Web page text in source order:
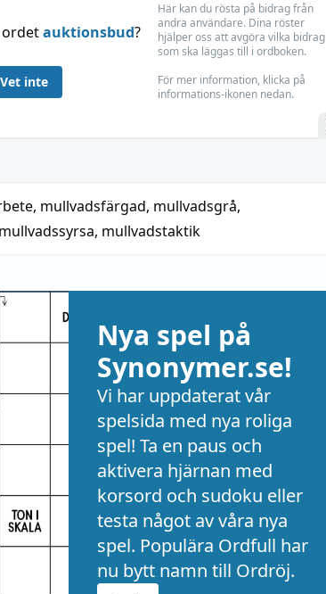
auktionsbud?
Vet inte
Här kan du rösta på bidrag från
andra användare. Dina röster
hjälper oss att avgöra vilka bidrag
som ska läggas till i ordboken.
För mer information, klicka på
informations-ikonen nedan.
, mullvadsfärgad, mullvadsgrå,
mullvadssyrsa, mullvadstaktik
Nya spel på
Synonymer.se!
Vi har uppdaterat vår
spelsida med nya roliga
spel! Ta en paus och
aktivera hjärnan med
korsord och sudoku eller
testa något av våra nya
spel. Populära Ordfull har
nu bytt namn till Ordröj.